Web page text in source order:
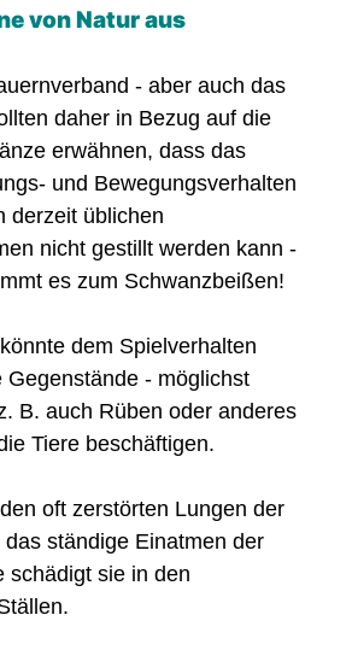
von Natur aus
- aber auch das
daher in Bezug auf die
erwähnen, dass das
und Bewegungsverhalten
derzeit üblichen
nicht gestillt werden kann -
es zum Schwanzbeißen!
dem Spielverhalten
Gegenstände - möglichst
B. auch Rüben oder anderes
Tiere beschäftigen.
oft zerstörten Lungen der
ständige Einatmen der
schädigt sie in den